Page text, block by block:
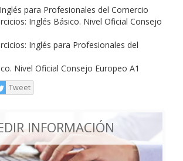
para Profesionales del Comercio
Inglés Básico. Nivel Oficial Consejo
Inglés para Profesionales del
Nivel Oficial Consejo Europeo A1
Tweet
INFORMACIÓN